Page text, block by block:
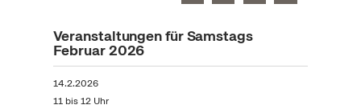
Veranstaltungen für Samstags
Februar 2026
14.2.2026
11 bis 12 Uhr